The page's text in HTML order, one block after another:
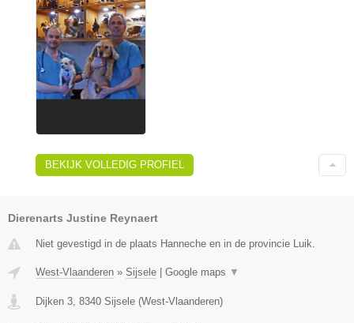
BEKIJK VOLLEDIG PROFIEL
Dierenarts Justine Reynaert
Niet gevestigd in de plaats Hanneche en in de provincie Luik.
West-Vlaanderen » Sijsele | Google maps ▼
Dijken 3 8340 Sijsele (West-Vlaanderen)